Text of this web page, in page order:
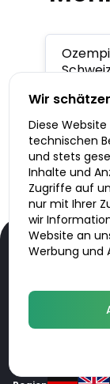
Wir
Diese
technischen
und stets
Inhalte und
Zugriffe auf
nur mit Ihrer
wir
Website an
Werbung und